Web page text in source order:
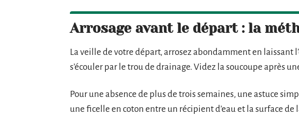
Arrosage avant le départ : la
La veille de votre départ, arrosez abondamment en laissant
s’écouler par le trou de drainage. Videz la soucoupe après
Pour une absence de plus de trois semaines, une astuce
une ficelle en coton entre un récipient d’eau et la surface de